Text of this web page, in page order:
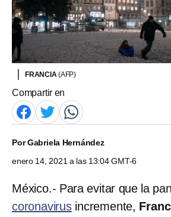
FRANCIA(AFP)
Compartir en
PorGabriela Hernández
enero 14, 2021 a las 13:04 GMT-6
México.- Para evitar que la
coronavirusincremente,